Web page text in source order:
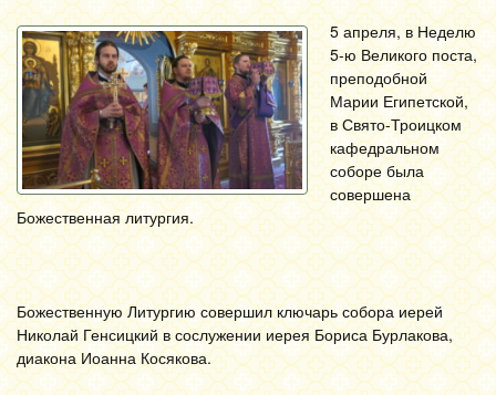
5 апреля, в Неделю
5-ю Великого поста,
преподобной
Марии Египетской,
в Свято-Троицком
кафедральном
соборе была
совершена
Божественная литургия.
Божественную Литургию совершил ключарь собора иерей
Николай Генсицкий в сослужении иерея Бориса Бурлакова,
диакона Иоанна Косякова.